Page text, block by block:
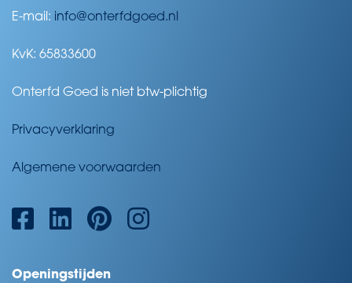
E-mail: info@onterfdgoed.nl
KvK: 65833600
Onterfd Goed is niet btw-plichtig
Privacyverklaring
Algemene voorwaarden
Openingstijden